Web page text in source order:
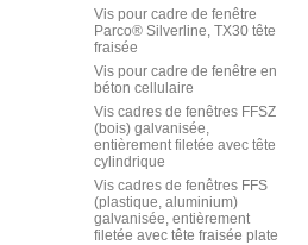
Vis pour cadre de fenêtre
Parco® Silverline, TX30 tête
fraisée
Vis pour cadre de fenêtre en
béton cellulaire
Vis cadres de fenêtres FFSZ
(bois) galvanisée,
entièrement filetée avec tête
cylindrique
Vis cadres de fenêtres FFS
(plastique, aluminium)
galvanisée, entièrement
filetée avec tête fraisée plate